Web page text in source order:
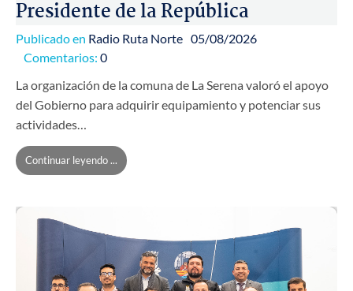
Presidente de la República
Publicado en Radio Ruta Norte 05/08/2026
Comentarios: 0
La organización de la comuna de La Serena valoró el apoyo
del Gobierno para adquirir equipamiento y potenciar sus
actividades…
Continuar leyendo ...